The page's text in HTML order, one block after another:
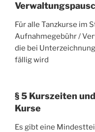
Für alle Tanzkurse im
Aufnahmegebühr /
die bei
fällig wird
§ 5 Kurszeiten
Kurse
Es gibt eine